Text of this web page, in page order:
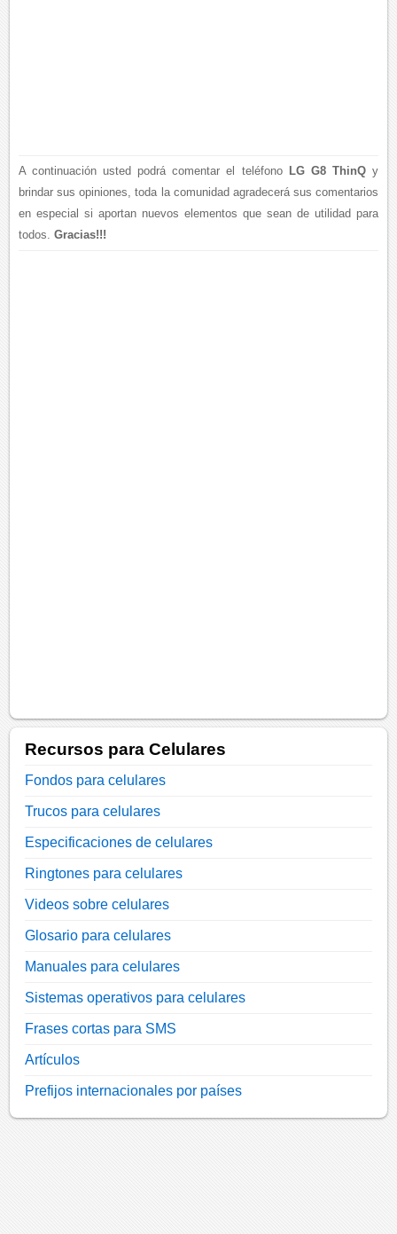
A continuación usted podrá comentar el teléfono LG G8 ThinQy
brindar sus opiniones, toda la comunidad agradecerá sus comentarios
en especial si aportan nuevos elementos que sean de utilidad para
todos.Gracias!!!
Recursos para Celulares
Fondos para celulares
Trucos para celulares
Especificaciones de celulares
Ringtones para celulares
Videos sobre celulares
Glosario para celulares
Manuales para celulares
Sistemas operativos para celulares
Frases cortas para SMS
Artículos
Prefijos internacionales por países